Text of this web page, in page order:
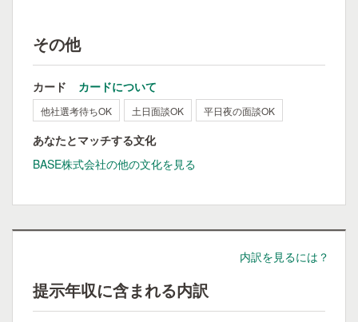
その他
カード カードについて
他社選考待ちOK 土日面談OK 平日夜の面談OK
あなたとマッチする文化
BASE株式会社の他の文化を見る
内訳を見るには？
提示年収に含まれる内訳